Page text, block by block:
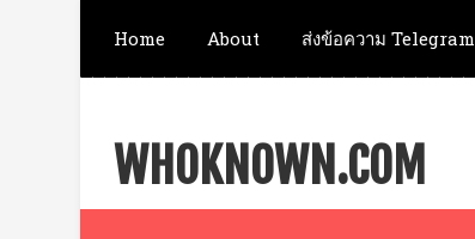
Home About ส่งข้อความ Telegram
WHOKNOWN.COM